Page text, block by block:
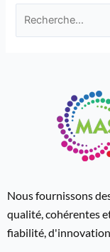
Nous fournissons
qualité, cohérentes
fiabilité,